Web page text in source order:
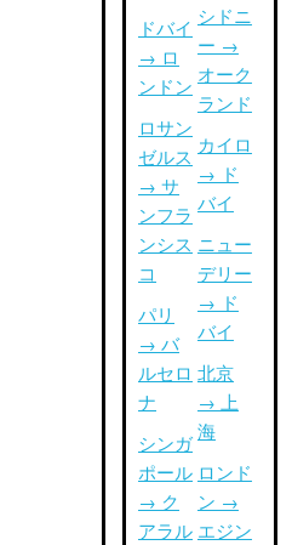
ドバイ
→ ロ
ンドン
ロサン
ゼルス
→ サ
ンフラ
ンシス
コ
パリ
→ バ
ルセロ
ナ
シンガ
ポール
→ ク
アラル
シドニ
ー →
オーク
ランド
カイロ
→ ド
バイ
ニュー
デリー
→ ド
バイ
北京
→ 上
海
ロンド
ン →
エジン